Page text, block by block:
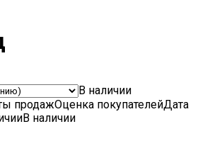
В наличии
продажОценка покупателейДата
В наличии